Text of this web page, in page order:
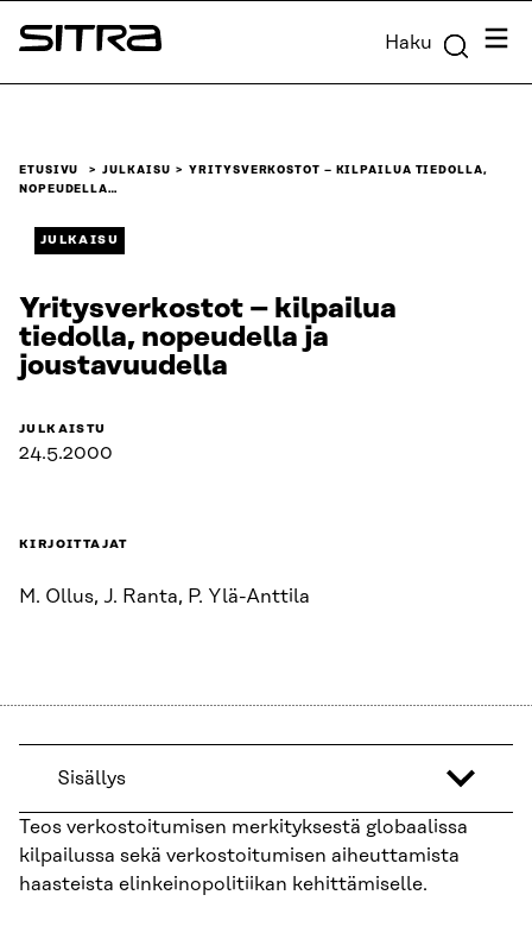
Siirry
suoraan
Sitra Haku
ETUSIVU JULKAISU
YRITYSVERKOSTOT – KILPAILUA TIEDOLLA,
NOPEUDELLA…
JULKAISU
Yritysverkostot – kilpailua
tiedolla, nopeudella ja
joustavuudella
JULKAISTU
24.5.2000
KIRJOITTAJAT
M. Ollus, J. Ranta, P. Ylä-Anttila
Sisällys
Teos verkostoitumisen merkityksestä globaalissa
kilpailussa sekä verkostoitumisen aiheuttamista
haasteista elinkeinopolitiikan kehittämiselle.